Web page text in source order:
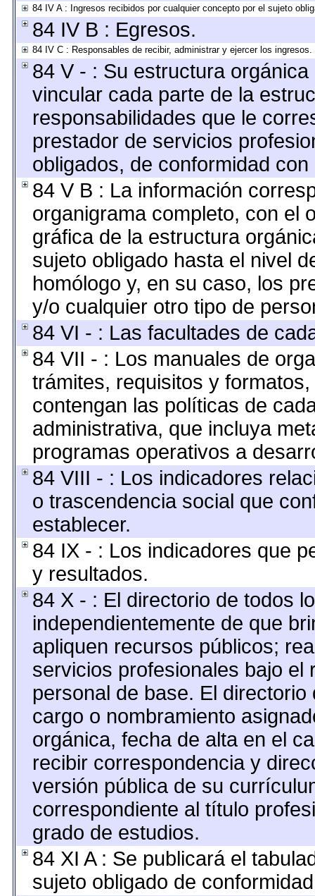
84 IV A : Ingresos recibidos por cualquier concepto por el sujeto
84 IV B : Egresos.
84 IV C : Responsables de recibir, administrar y ejercer los ingresos.
84 V - : Su estructura
vincular cada parte de la
responsabilidades que le
prestador de servicios
obligados, de conformidad
84 V B : La información
organigrama completo, con el
gráfica de la estructura
sujeto obligado hasta el nivel
homólogo y, en su caso, los
y/o cualquier otro tipo de
84 VI - : Las facultades de
84 VII - : Los manuales de
trámites, requisitos y
contengan las políticas de
administrativa, que incluya
programas operativos a
84 VIII - : Los indicadores
o trascendencia social que
establecer.
84 IX - : Los indicadores que
y resultados.
84 X - : El directorio de todos
independientemente de que
apliquen recursos públicos;
servicios profesionales bajo el
personal de base. El
cargo o nombramiento
orgánica, fecha de alta en el
recibir correspondencia y
versión pública de su
correspondiente al título
grado de estudios.
84 XI A : Se publicará el
sujeto obligado de